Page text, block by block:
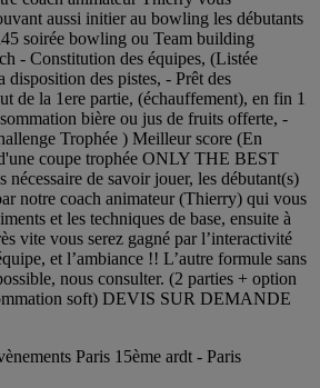
aussi initier au bowling les débutants
soirée bowling ou Team building
- Constitution des équipes, (Listée
disposition des pistes, - Prêt des
de la 1ere partie, (échauffement), en fin 1
bière ou jus de fruits offerte, -
Trophée ) Meilleur score (En
coupe trophée ONLY THE BEST
nécessaire de savoir jouer, les débutant(s)
notre coach animateur (Thierry) qui vous
et les techniques de base, ensuite à
vite vous serez gagné par l’interactivité
et l’ambiance !! L’autre formule sans
nous consulter. (2 parties + option
soft) DEVIS SUR DEMANDE
Paris 15ème ardt - Paris